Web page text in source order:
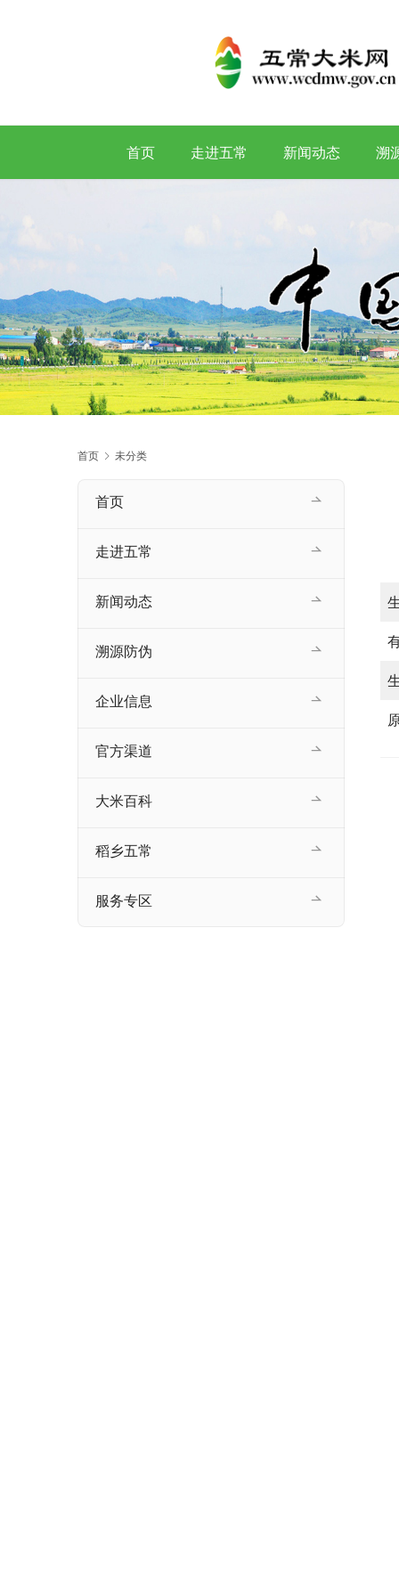
首页 走进五常 新闻动态 溯
首页 未分类
首页
走进五常
新闻动态
溯源防伪
企业信息
官方渠道
大米百科
稻乡五常
服务专区